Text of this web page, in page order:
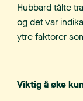
Hubbard tålte
og det var
ytre faktorer
Viktig å øke